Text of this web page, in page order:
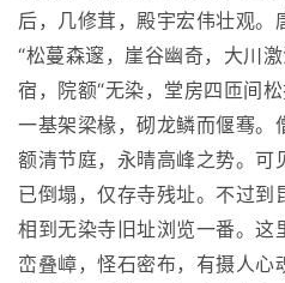
后，几修茸，殿宇宏伟壮观。
“松蔓森邃，崖谷幽奇，大川
宿，院额“无染，堂房四匝间
一基架梁椽，砌龙鳞而偃骞。
额清节庭，永晴高峰之势。可
已倒塌，仅存寺残址。不过到
相到无染寺旧址浏览一番。这
峦叠嶂，怪石密布，有摄人心